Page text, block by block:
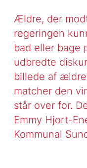
Ældre, der
regeringen
bad eller bage
udbredte
billede af
matcher den
står over for.
Emmy Hjort-
Kommunal